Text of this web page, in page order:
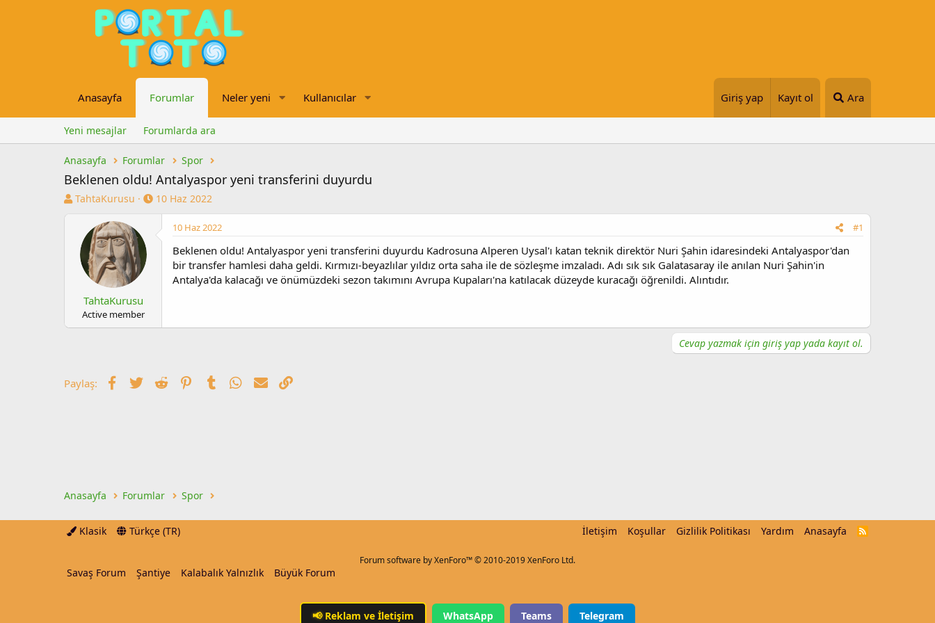
Anasayfa Forumlar Neler yeni Kullanıcılar Giriş yap Kayıt ol Ara
Yeni mesajlar Forumlarda ara
Anasayfa Forumlar Spor
Beklenen oldu! Antalyaspor yeni transferini duyurdu
K
u
a
TahtaKurusu
B
a
i
10 Haz 2022
TahtaKurusu
Active member
10 Haz 2022 #1
Beklenen oldu! Antalyaspor yeni transferini duyurdu Kadrosuna Alperen Uysal'ı katan teknik direktör Nuri Şahin idaresindeki Antalyaspor'dan
bir transfer hamlesi daha geldi. Kırmızı-beyazlılar yıldız orta saha ile de sözleşme imzaladı. Adı sık sık Galatasaray ile anılan Nuri Şahin'in
Antalya'da kalacağı ve önümüzdeki sezon takımını Avrupa Kupaları'na katılacak düzeyde kuracağı öğrenildi. Alıntıdır.
Cevap yazmak için giriş yap yada kayıt ol.
Paylaş: Facebook
TwitterReddit PinterestTumblr WhatsApp
E-postaLink
Anasayfa Forumlar Spor
Klasik Türkçe (TR) İletişim Koşullar Gizlilik Politikası Yardım Anasayfa
R
Forum software by XenForo™© 2010-2019 XenForo Ltd.
Savaş Forum Şantiye Kalabalık Yalnızlık Büyük Forum
📢Reklam ve İletişim WhatsApp Teams Telegram